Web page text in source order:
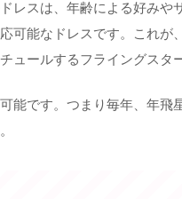
レスは、年齢による好みや
可能なドレスです。これが
ュールするフライングスタ
能です。つまり毎年、年飛